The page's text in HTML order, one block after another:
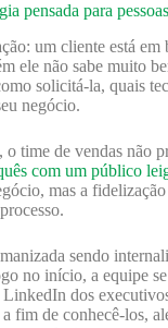
pensada para pessoas
um cliente está em
ele não sabe muito
solicitá-la, quais
negócio.
o time de vendas não
com um público
mas a
sendo
no início, a equipe
dos
fim de conhecê-los,